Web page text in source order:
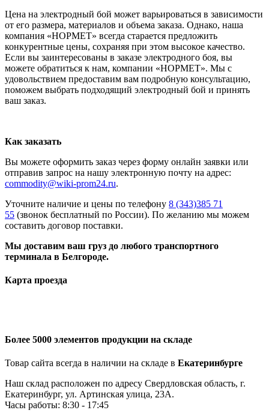
Цена на электродный бой может варьироваться в зависимости
от его размера, материалов и объема заказа. Однако, наша
компания «НОРМЕТ» всегда старается предложить
конкурентные цены, сохраняя при этом высокое качество.
Если вы заинтересованы в заказе электродного боя, вы
можете обратиться к нам, компании «НОРМЕТ». Мы с
удовольствием предоставим вам подробную консультацию,
поможем выбрать подходящий электродный бой и принять
ваш заказ.
Как заказать
Вы можете оформить заказ через форму онлайн заявки или
отправив запрос на нашу электронную почту на адрес:
commodity@wiki-prom24.ru.
Уточните наличие и цены по телефону 8 (343)385 71
55 (звонок бесплатный по России). По желанию мы можем
составить договор поставки.
Мы доставим ваш груз до любого транспортного
терминала в Белгороде.
Карта проезда
Более 5000 элементов продукции на складе
Товар сайта всегда в наличии на складе в Екатеринбурге
Наш склад расположен по адресу Свердловская область, г.
Екатеринбург, ул. Артинская улица, 23А.
Часы работы: 8:30 - 17:45